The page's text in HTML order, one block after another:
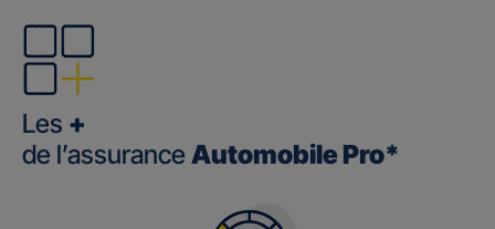
Les +
de l’assurance Automobile Pro*